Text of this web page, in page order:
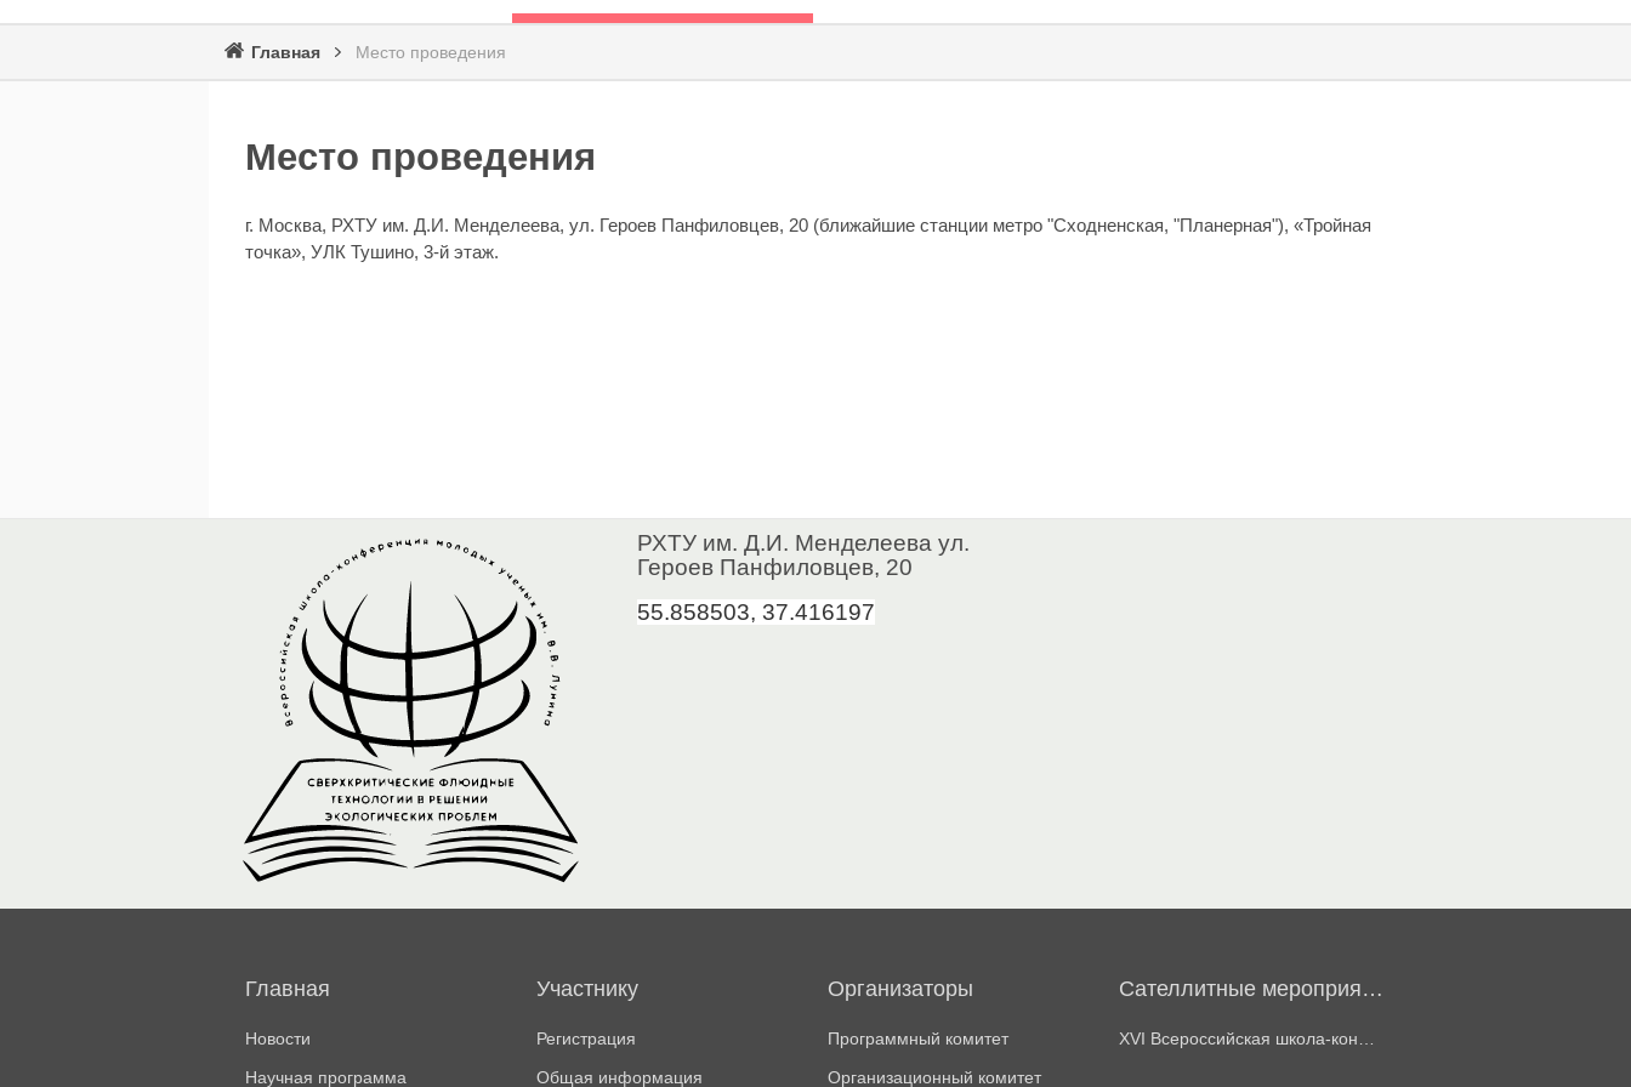
Строка
навигации
Главная Место проведения
Место проведения
г. Москва, РХТУ им. Д.И. Менделеева, ул. Героев Панфиловцев, 20 (ближайшие станции метро "Сходненская, "Планерная"), «Тройная
точка», УЛК Тушино, 3-й этаж.
РХТУ им. Д.И. Менделеева ул.
Героев Панфиловцев, 20
55.858503, 37.416197
навигация
Главная
Новости
Научная программа
Участнику
Регистрация
Общая информация
Организаторы
Программный комитет
Организационный комитет
Сателлитные мероприятия